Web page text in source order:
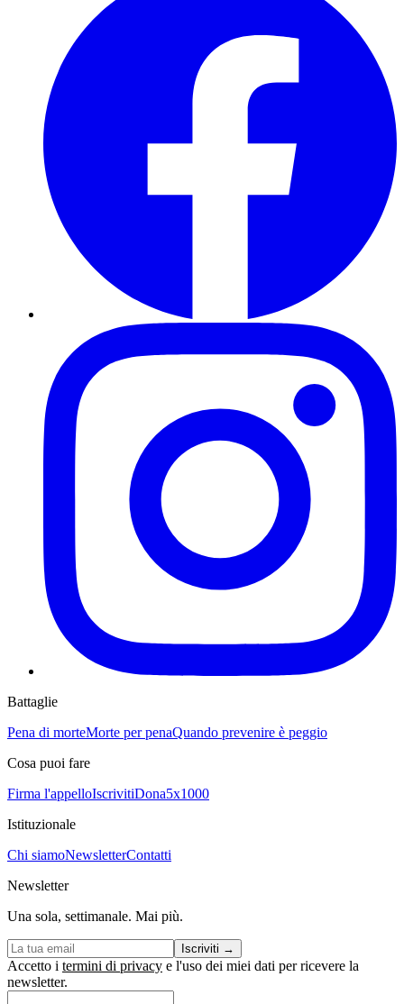
Battaglie
Pena di morteMorte per penaQuando prevenire è peggio
Cosa puoi fare
Firma l'appelloIscrivitiDona5x1000
Istituzionale
Chi siamoNewsletterContatti
Newsletter
Una sola, settimanale. Mai più.
Iscriviti →
Accetto i termini di privacy e l'uso dei miei dati per ricevere la
newsletter.